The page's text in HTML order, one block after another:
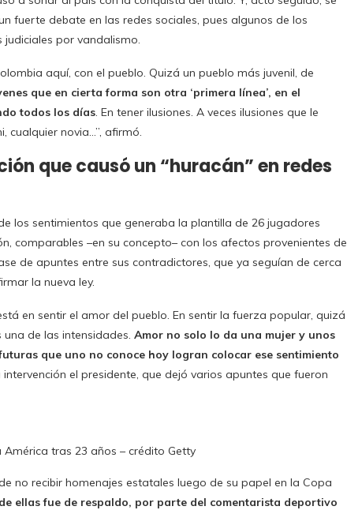
fuerte debate en las redes sociales, pues algunos de los
por vandalismo.
aquí, con el pueblo. Quizá un pueblo más juvenil, de
que en cierta forma son otra ‘primera línea’, en el
todos los días. En tener ilusiones. A veces ilusiones que le
cualquier novia…”, afirmó.
que causó un “huracán” en redes
los sentimientos que generaba la plantilla de 26 jugadores
comparables –en su concepto– con los afectos provenientes de
de apuntes entre sus contradictores, que ya seguían de cerca
la nueva ley.
en sentir el amor del pueblo. En sentir la fuerza popular, quizá
de las intensidades. Amor no solo lo da una mujer y unos
que uno no conoce hoy logran colocar ese sentimiento
intervención el presidente, que dejó varios apuntes que fueron
tras 23 años – crédito Getty
no recibir homenajes estatales luego de su papel en la Copa
ellas fue de respaldo, por parte del comentarista deportivo